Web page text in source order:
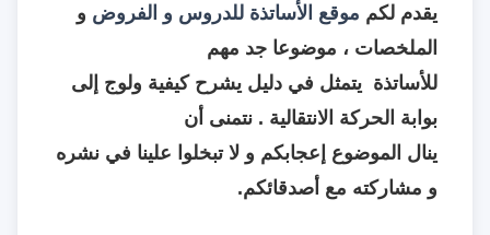
يقدم لكم موقع الأساتذة للدروس و الفروض و
الملخصات ، موضوعا جد مهم
للأساتذة يتمثل في دليل يشرح كيفية ولوج إلى
بوابة الحركة الانتقالية . نتمنى أن
ينال الموضوع إعجابكم و لا تبخلوا علينا في نشره
و مشاركته مع أصدقائكم.